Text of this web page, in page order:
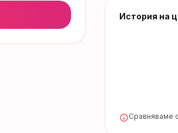
История на
Сравняваме